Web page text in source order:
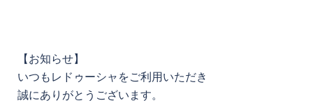
【お知らせ】
いつもレドゥーシャをご利用いただき
誠にありがとうございます。